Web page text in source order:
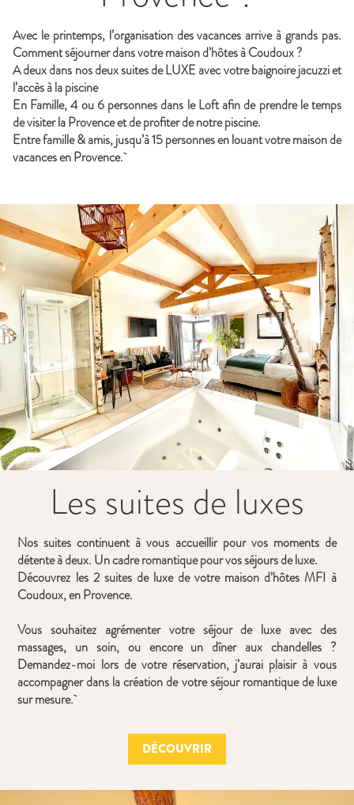
Avec le printemps, l’organisation des vacances arrive à grands pas.
Comment séjourner dans votre maison d’hôtes à Coudoux ?
A deux dans nos deux suites de LUXE avec votre baignoire jacuzzi et
l’accès à la piscine
En Famille, 4 ou 6 personnes dans le Loft afin de prendre le temps
de visiter la Provence et de profiter de notre piscine.
Entre famille & amis, jusqu’à 15 personnes en louant votre maison de
vacances en Provence.
Les suites de luxes
Nos suites continuent à vous accueillir pour vos moments de
détente à deux. Un cadre romantique pour vos séjours de luxe.
Découvrez les 2 suites de luxe de votre maison d’hôtes MFI à
Coudoux, en Provence.
Vous souhaitez agrémenter votre séjour de luxe avec des
massages, un soin, ou encore un dîner aux chandelles ?
Demandez-moi lors de votre réservation, j’aurai plaisir à vous
accompagner dans la création de votre séjour romantique de luxe
sur mesure.
DÉCOUVRIR